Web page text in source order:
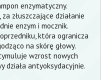
enzymatyczny.
złuszczające działanie
enzym i mocznik.
która ogranicza
na skórę głowy.
wzrost nowych
działa antyoksydacyjnie.